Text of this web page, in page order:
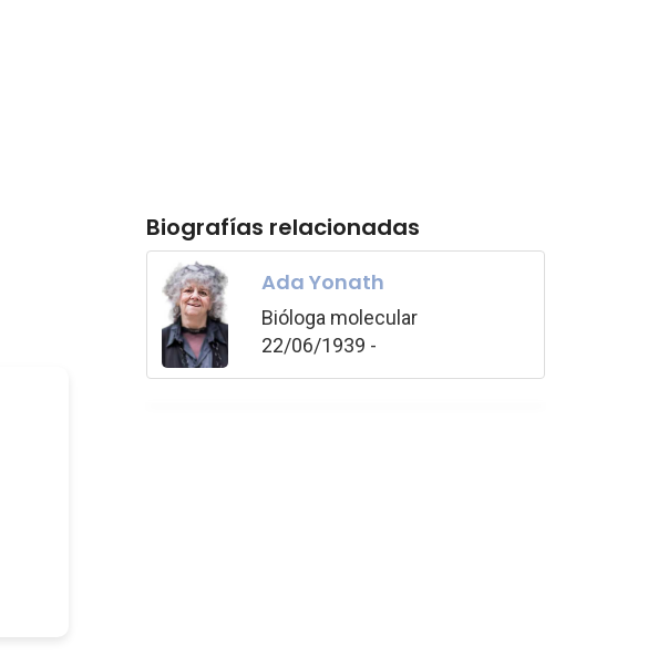
Biografías relacionadas
Ada Yonath
Bióloga molecular
22/06/1939 -